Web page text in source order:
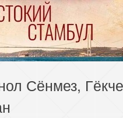
79 серия
83 серия
87 серия
91 серия
Сёнмез,